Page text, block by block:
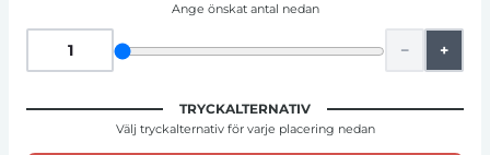
Ange önskat antal nedan
− +
TRYCKALTERNATIV
Välj tryckalternativ för varje placering nedan